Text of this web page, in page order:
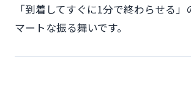
「到着してすぐに1分で終わらせる
マートな振る舞いです。